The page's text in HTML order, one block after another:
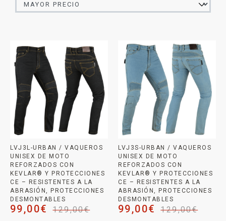
LVJ3L-URBAN / VAQUEROS
UNISEX DE MOTO
REFORZADOS CON
KEVLAR® Y PROTECCIONES
CE – RESISTENTES A LA
ABRASIÓN, PROTECCIONES
DESMONTABLES
129,00€
99,00€
LVJ3S-URBAN / VAQUEROS
UNISEX DE MOTO
REFORZADOS CON
KEVLAR® Y PROTECCIONES
CE – RESISTENTES A LA
ABRASIÓN, PROTECCIONES
DESMONTABLES
129,00€
99,00€